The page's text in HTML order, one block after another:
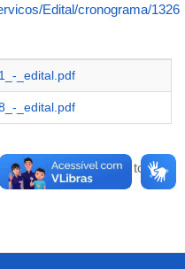
Edital/cronograma/1326
_edital.pdf
_edital.pdf
Voltar para o topo